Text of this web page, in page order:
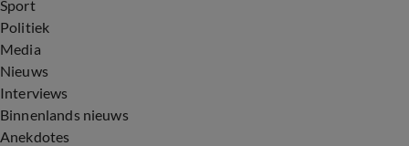
Sport
Politiek
Media
Nieuws
Interviews
Binnenlands nieuws
Anekdotes